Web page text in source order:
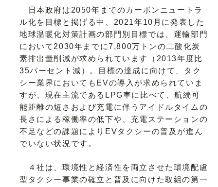
日本政府は2050年までのカーボンニュートラ
ル化を目標と掲げる中、2021年10月に発表した
地球温暖化対策計画の部門別目標では、運輸部門
において2030年までに7,800万トンの二酸化炭
素排出量削減が求められています（2013年度比
35パーセント減）。目標の達成に向けて、タク
シー業界においてもEVの導入が求められていま
すが、現在主流であるLPG車に比べて、航続可
能距離の短さおよび充電に伴うアイドルタイムの
長さによる稼働率の低下や、充電ステーションの
不足などの課題によりEVタクシーの普及が進ん
でいない状況です。
４社は、環境性と経済性を両立させた環境配慮
型タクシー事業の確立と普及に向けた取組の第一